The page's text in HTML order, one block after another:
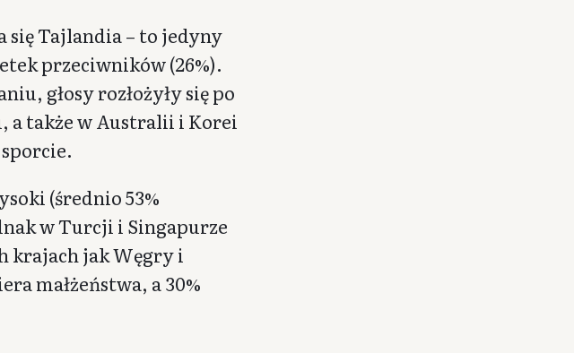
się Tajlandia – to jedyny
przeciwników (26%).
głosy rozłożyły się po
a także w Australii i Korei
(średnio 53%
w Turcji i Singapurze
krajach jak Węgry i
małżeństwa, a 30%